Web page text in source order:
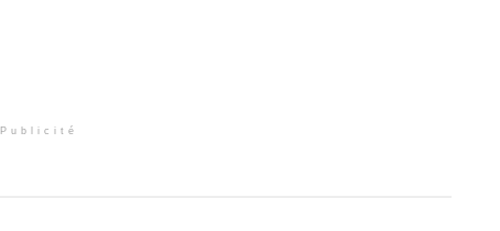
Publicité